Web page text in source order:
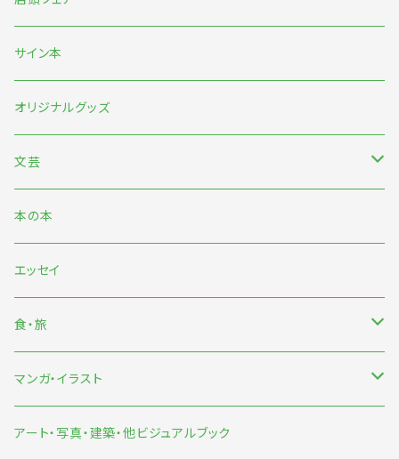
5月末〜伊藤紺『わたしのなかにある巨大な星』刊行記念フェア
7月『グッバイ・ハロー・ワールド』『終末パートナー』刊行記念
サイン本
オリジナルグッズ
文芸
日本文芸
海外文芸
詩歌・短歌・俳句
本の本
エッセイ
食・旅
食
旅
マンガ・イラスト
マンガ
アート・写真・建築・他ビジュアルブック